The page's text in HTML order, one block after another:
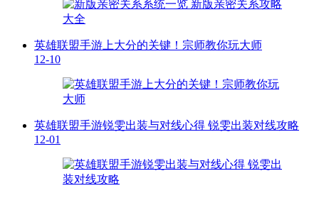
英雄联盟手游上大分的关键！宗师教你玩大师
12-10
英雄联盟手游锐雯出装与对线心得 锐雯出装对线攻略
12-01